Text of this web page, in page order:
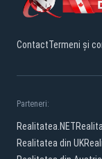
ContactTermeni și
Parteneri:
Realitatea.NET
Realitatea din UK